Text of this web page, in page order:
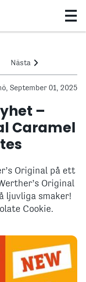
Nästa
September 01, 2025
–
Caramel
Original på ett
Original
ljuvliga smaker!
Cookie.